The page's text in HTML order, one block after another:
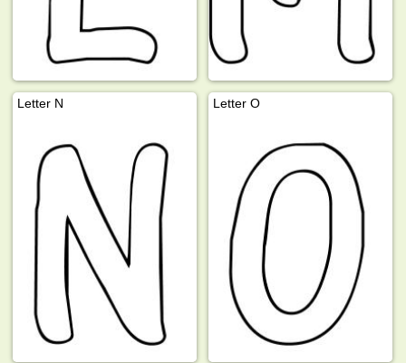
Letter N Letter O